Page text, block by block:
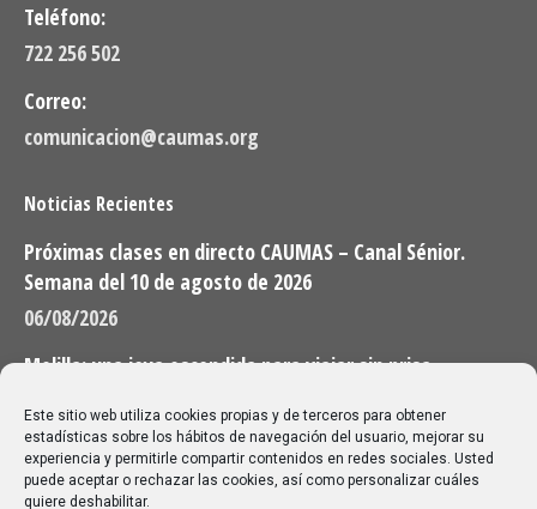
Este sitio web utiliza cookies propias y de terceros para obtener
estadísticas sobre los hábitos de navegación del usuario, mejorar su
experiencia y permitirle compartir contenidos en redes sociales. Usted
puede aceptar o rechazar las cookies, así como personalizar cuáles
quiere deshabilitar.
Teléfono:
722 256 502
Correo:
comunicacion@caumas.org
Noticias Recientes
Próximas clases en directo CAUMAS – Canal Sénior.
Semana del 10 de agosto de 2026
06/08/2026
Melilla: una joya escondida para viajar sin prisa
28/07/2026
Buscar